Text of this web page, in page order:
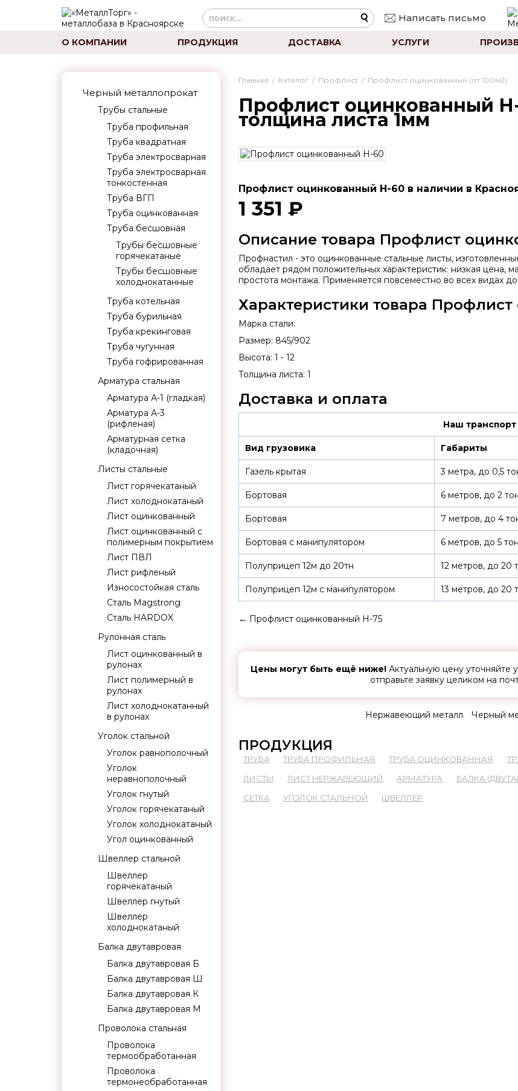
Написать письмо
О КОМПАНИИ ПРОДУКЦИЯ ДОСТАВКА УСЛУГИ
Черный металлопрокат
Трубы стальные
Труба профильная
Труба квадратная
Труба электросварная
Труба электросварная
тонкостенная
Труба ВГП
Труба оцинкованная
Труба бесшовная
Трубы бесшовные
горячекатаные
Трубы бесшовные
холоднокатанные
Труба котельная
Труба бурильная
Труба крекинговая
Труба чугунная
Труба гофрированная
Арматура стальная
Арматура А-1 (гладкая)
Арматура А-3
(рифленая)
Арматурная сетка
(кладочная)
Листы стальные
Лист горячекатаный
Лист холоднокатаный
Лист оцинкованный
Лист оцинкованный с
полимерным покрытием
Лист ПВЛ
Лист рифленый
Износостойкая сталь
Сталь Magstrong
Сталь HARDOX
Рулонная сталь
Лист оцинкованный в
рулонах
Лист полимерный в
рулонах
Лист холоднокатанный
в рулонах
Уголок стальной
Уголок равнополочный
Уголок
неравнополочный
Уголок гнутый
Уголок горячекатаный
Уголок холоднокатаный
Угол оцинкованный
Швеллер стальной
Швеллер
горячекатаный
Швеллер гнутый
Швеллер
холоднокатаный
Балка двутавровая
Балка двутавровая Б
Балка двутавровая Ш
Балка двутавровая К
Балка двутавровая М
Проволока стальная
Проволока
термообработанная
Проволока
термонеобработанная
Главная / Каталог / Профлист / Профлист оцинкованный (от 100м2)
Профлист оцинкованный
толщина листа 1мм
Профлист оцинкованный Н-60 в наличии в
1 351 ₽
Описание товара Профлист
Профнастил - это оцинкованные стальные листы,
обладает рядом положительных характеристик: низкая цена,
простота монтажа. Применяется повсеместно во всех видах
Характеристики товара
Марка стали:
Размер: 845/902
Высота: 1 - 12
Толщина листа: 1
Доставка и оплата
Наш транспорт
Вид грузовика Габариты
Газель крытая 3 метра, до 0,5
Бортовая 6 метров, до 2
Бортовая 7 метров, до 4
Бортовая с манипулятором 6 метров, до 5
Полуприцеп 12м до 20тн 12 метров, до 20
Полуприцеп 12м с манипулятором 13 метров, до 20
← Профлист оцинкованный Н-75
Цены могут быть ещё ниже!Актуальную цену уточняйте
отправьте заявку целиком на
Нержавеющий металл Черный
ПРОДУКЦИЯ
ТРУБА ТРУБА ПРОФИЛЬНАЯ ТРУБА ОЦИНКОВАННАЯ
ЛИСТЫ
ЛИСТ НЕРЖАВЕЮЩИЙ АРМАТУРА БАЛКА
СЕТКА
УГОЛОК СТАЛЬНОЙ ШВЕЛЛЕР